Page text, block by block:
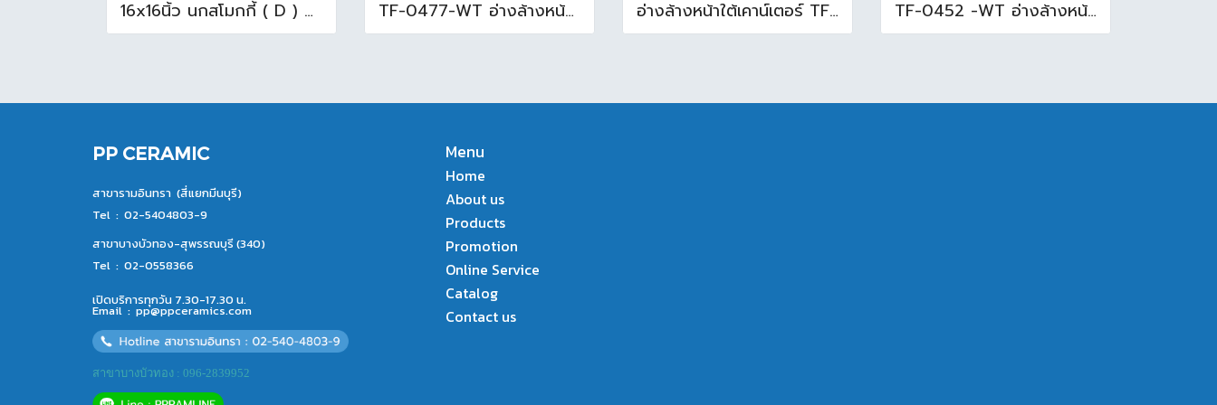
16x16นิ้ว นกสโมกกี้ ( D ) A (Pack6) TF-0477-WT อ่างล้างหน้าบนเคาน์เตอร์ สีขาว อ่างล้างหน้าใต้เคาน์เตอร์ TF-0458 สีขาว TF-0452 -WT อ่างล้างหน้าบนเคาน์เตอร์ สีขาว
PP CERAMIC
สาขารามอินทรา (สี่แยกมีนบุรี)
Tel : 02-5404803-9
สาขาบางบัวทอง-สุพรรณบุรี (340)
Tel : 02-0558366
เปิดบริการทุกวัน 7.30-17.30 น.
Email : pp@ppceramics.com
สาขาบางบัวทอง : 096-2839952
Menu
Home
About us
Products
Promotion
Online Service
Catalog
Contact us